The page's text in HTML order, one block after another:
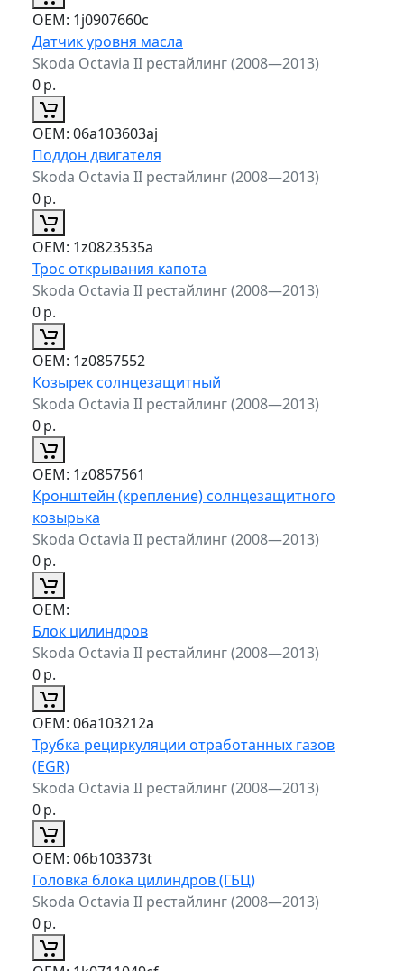
ОЕМ: 1j0907660c
Датчик уровня масла
Skoda Octavia II рестайлинг (2008—2013)
0р.
ОЕМ: 06a103603aj
Поддон двигателя
Skoda Octavia II рестайлинг (2008—2013)
0р.
ОЕМ: 1z0823535a
Трос открывания капота
Skoda Octavia II рестайлинг (2008—2013)
0р.
ОЕМ: 1z0857552
Козырек солнцезащитный
Skoda Octavia II рестайлинг (2008—2013)
0р.
ОЕМ: 1z0857561
Кронштейн (крепление) солнцезащитного
козырька
Skoda Octavia II рестайлинг (2008—2013)
0р.
ОЕМ:
Блок цилиндров
Skoda Octavia II рестайлинг (2008—2013)
0р.
ОЕМ: 06a103212a
Трубка рециркуляции отработанных газов
(EGR)
Skoda Octavia II рестайлинг (2008—2013)
0р.
ОЕМ: 06b103373t
Головка блока цилиндров (ГБЦ)
Skoda Octavia II рестайлинг (2008—2013)
0р.